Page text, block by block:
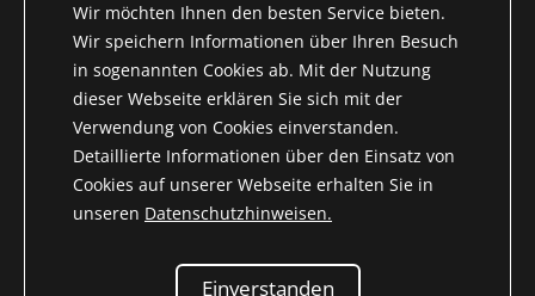
Datenschutzhinweise
Inhalt
Lieferland wechseln) zzgl.Versandkosten
Nachnahmegebühren, wenn nicht anders beschrieben
Wir möchten Ihnen den besten Service bieten.
Wir speichern Informationen über Ihren Besuch
in sogenannten Cookies ab. Mit der Nutzung
dieser Webseite erklären Sie sich mit der
Verwendung von Cookies einverstanden.
Detaillierte Informationen über den Einsatz von
Cookies auf unserer Webseite erhalten Sie in
unseren Datenschutzhinweisen.
Einverstanden